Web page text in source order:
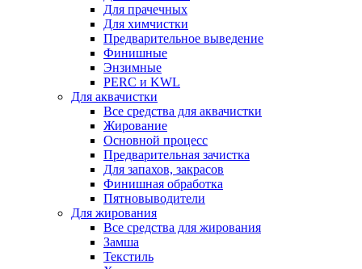
Для прачечных
Для химчистки
Предварительное выведение
Финишные
Энзимные
PERC и KWL
Для аквачистки
Все средства для аквачистки
Жирование
Основной процесс
Предварительная зачистка
Для запахов, закрасов
Финишная обработка
Пятновыводители
Для жирования
Все средства для жирования
Замша
Текстиль